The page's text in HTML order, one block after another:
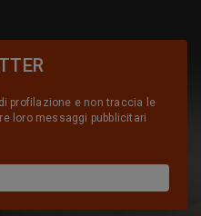
profilazione e non traccia le
loro messaggi pubblicitari